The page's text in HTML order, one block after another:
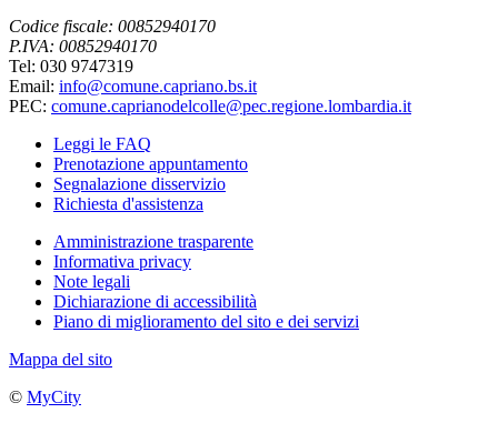
Codice fiscale: 00852940170
P.IVA: 00852940170
Tel: 030 9747319
Email: info@comune.capriano.bs.it
PEC: comune.caprianodelcolle@pec.regione.lombardia.it
Leggi le FAQ
Prenotazione appuntamento
Segnalazione disservizio
Richiesta d'assistenza
Amministrazione trasparente
Informativa privacy
Note legali
Dichiarazione di accessibilità
Piano di miglioramento del sito e dei servizi
Mappa del sito
© MyCity